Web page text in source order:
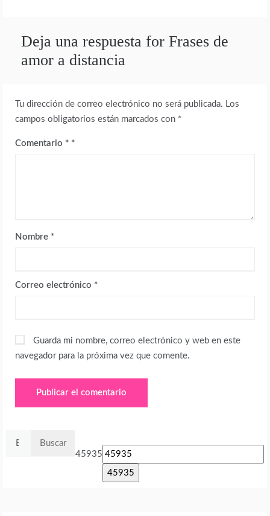
Deja una respuesta for Frases de
amor a distancia
Tu dirección de correo electrónico no será publicada. Los
campos obligatorios están marcados con *
Comentario *
Nombre *
Correo electrónico *
Guarda mi nombre, correo electrónico y web en este
navegador para la próxima vez que comente.
45935